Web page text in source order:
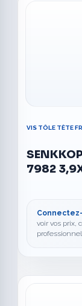
VIS TÔLE TÊTE
7982
voir vos prix,